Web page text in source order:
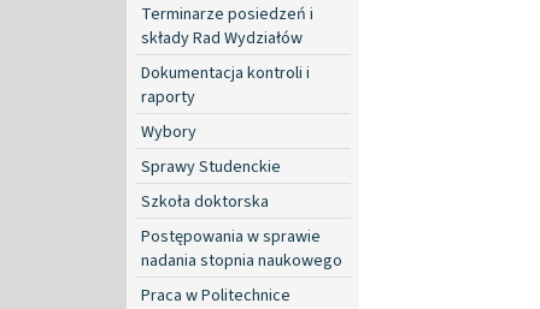
Terminarze posiedzeń i
składy Rad Wydziałów
Dokumentacja kontroli i
raporty
Wybory
Sprawy Studenckie
Szkoła doktorska
Postępowania w sprawie
nadania stopnia naukowego
Praca w Politechnice